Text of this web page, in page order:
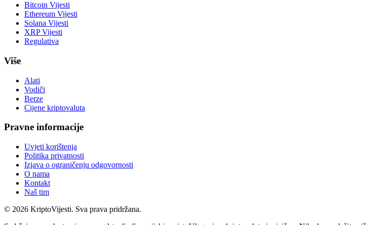
Bitcoin Vijesti
Ethereum Vijesti
Solana Vijesti
XRP Vijesti
Regulativa
Više
Alati
Vodiči
Berze
Cijene kriptovaluta
Pravne informacije
Uvjeti korištenja
Politika privatnosti
Izjava o ograničenju odgovornosti
O nama
Kontakt
Naš tim
© 2026 KriptoVijesti. Sva prava pridržana.